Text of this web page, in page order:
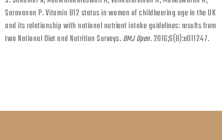
Saravanan P. Vitamin B12 status in women of childbearing age in the UK
and its relationship with national nutrient intake guidelines: results from
two National Diet and Nutrition Surveys.BMJ Open. 2016;6(8):e011247.